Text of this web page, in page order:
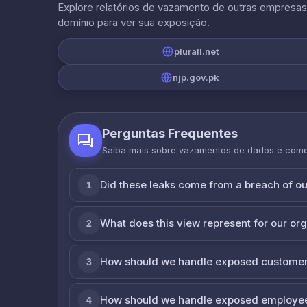
Explore relatórios de vazamento de outras
domínio para ver sua exposição.
plurall.net
njp.gov.pk
Perguntas Frequentes
Saiba mais sobre vazamentos de dados e
1 Did these leaks come from a breach of
2 What does this view represent for our
3 How should we handle exposed
4 How should we handle exposed